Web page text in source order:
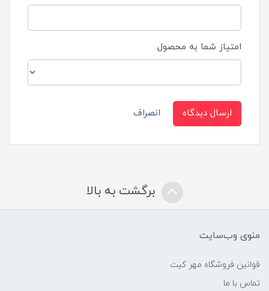
امتیاز شما به محصول
ارسال دیدگاه انصراف
برگشت به بالا
منوی وب‌سایت
قوانین فروشگاه مهر کیت
تماس با ما